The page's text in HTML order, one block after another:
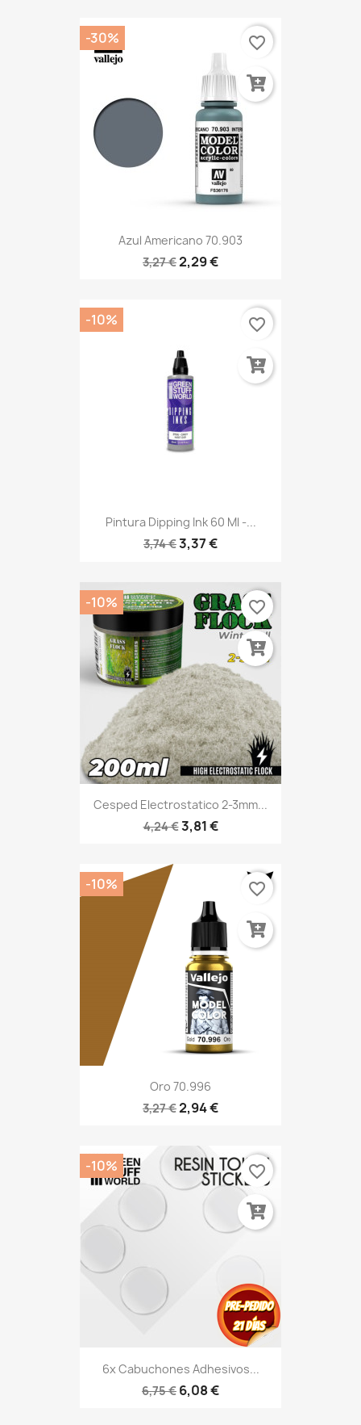
Azul Americano 70.903
3,27 €2,29 €
-30% favorite_border
Pintura Dipping Ink 60 Ml -...
3,74 €3,37 €
-10% favorite_border
Cesped Electrostatico 2-3mm...
4,24 €3,81 €
-10% favorite_border
Oro 70.996
3,27 €2,94 €
-10% favorite_border
6x Cabuchones Adhesivos...
6,75 € 6,08 €
-10% favorite_border